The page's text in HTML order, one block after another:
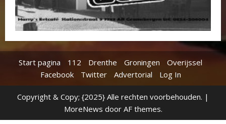
Start pagina 112 Drenthe Groningen
Overijssel
Facebook
Twitter Advertorial Log In
Copyright & Copy; {2025} Alle rechten voorbehouden. |
MoreNews door AF themes.